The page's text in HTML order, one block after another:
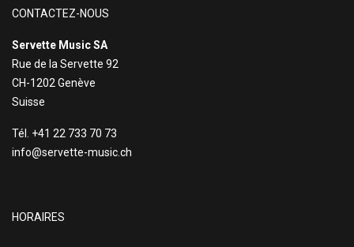
CONTACTEZ-NOUS
Servette Music SA
Rue de la Servette 92
CH-1202 Genève
Suisse
Tél. +41 22 733 70 73
info@servette-music.ch
HORAIRES